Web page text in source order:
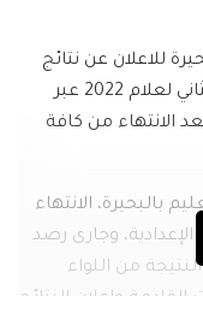
للاعلان عن نتائج
الصف الثالث الاعدادي الفصل الدراسي الثاني لعلام 2022 عبر
الانتهاء من كافة
بالبحيرة، الانتهاء
وجارى رصد
من اللواء
وإعلان النتائج